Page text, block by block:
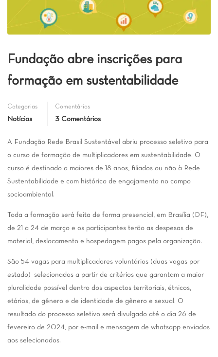
Fundação abre inscrições para
formação em sustentabilidade
Categorias
Notícias
Comentários
3 Comentários
A Fundação Rede Brasil Sustentável abriu processo seletivo para
o curso de formação de multiplicadores em sustentabilidade. O
curso é destinado a maiores de 18 anos, filiados ou não à Rede
Sustentabilidade e com histórico de engajamento no campo
socioambiental.
Toda a formação será feita de forma presencial, em Brasília (DF),
de 21 a 24 de março e os participantes terão as despesas de
material, deslocamento e hospedagem pagos pela organização.
São 54 vagas para multiplicadores voluntários (duas vagas por
estado) selecionados a partir de critérios que garantam a maior
pluralidade possível dentro dos aspectos territoriais, étnicos,
etários, de gênero e de identidade de gênero e sexual. O
resultado do processo seletivo será divulgado até o dia 26 de
fevereiro de 2024, por e-mail e mensagem de whatsapp enviados
aos selecionados.